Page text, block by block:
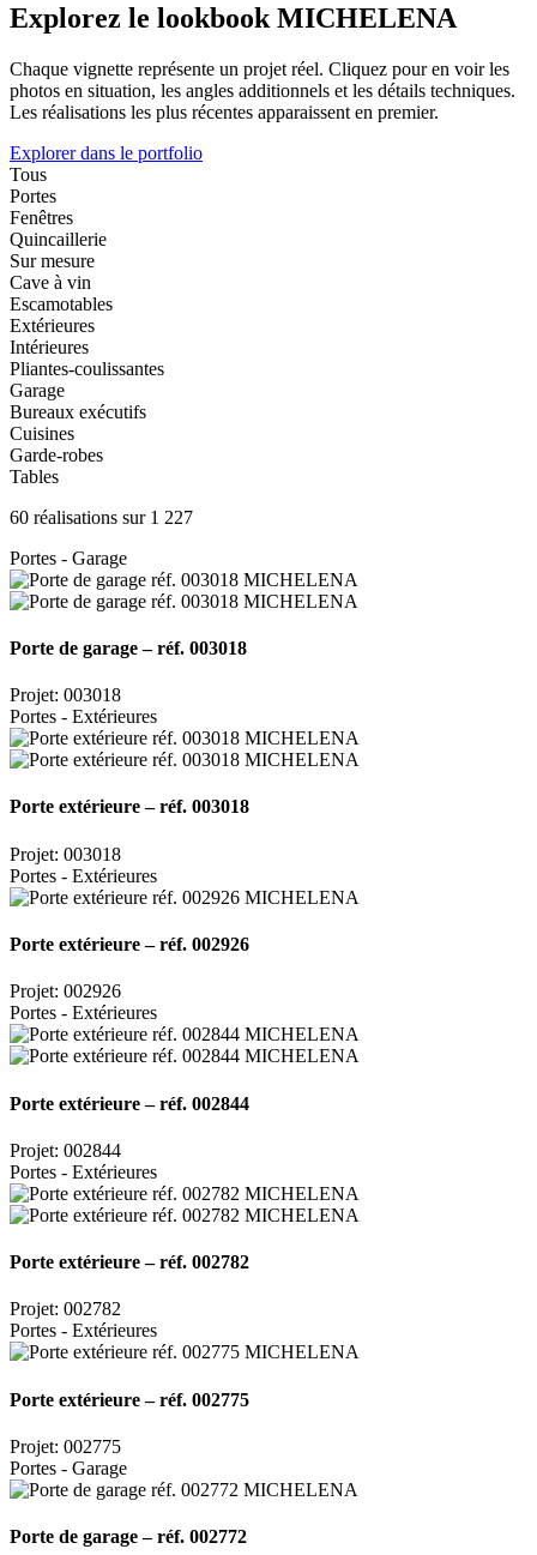
Explorez le lookbook MICHELENA
Chaque vignette représente un projet réel. Cliquez pour en voir les
photos en situation, les angles additionnels et les détails techniques.
Les réalisations les plus récentes apparaissent en premier.
Explorer dans le portfolio
Tous
Portes
Fenêtres
Quincaillerie
Sur mesure
Cave à vin
Escamotables
Extérieures
Intérieures
Pliantes-coulissantes
Garage
Bureaux exécutifs
Cuisines
Garde-robes
Tables
60 réalisations sur 1 227
Portes - Garage
Porte de garage – réf. 003018
Projet: 003018
Portes - Extérieures
Porte extérieure – réf. 003018
Projet: 003018
Portes - Extérieures
Porte extérieure – réf. 002926
Projet: 002926
Portes - Extérieures
Porte extérieure – réf. 002844
Projet: 002844
Portes - Extérieures
Porte extérieure – réf. 002782
Projet: 002782
Portes - Extérieures
Porte extérieure – réf. 002775
Projet: 002775
Portes - Garage
Porte de garage – réf. 002772